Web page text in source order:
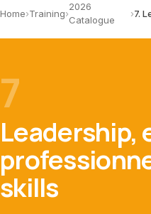
Home›Training›
2026
Catalogue
›7.
7
skills